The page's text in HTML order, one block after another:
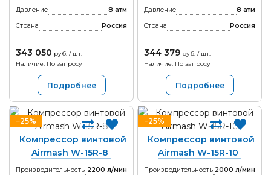
Давление
8 атм
Страна
Россия
343 050 руб. / шт.
Наличие: По запросу
Подробнее
Давление
8 атм
Страна
Россия
344 379 руб. / шт.
Наличие: По запросу
Подробнее
−25%
Компрессор винтовой
Airmash W-15R-8
Производительность 2200 л/мин
−25%
Компрессор винтовой
Airmash W-15R-10
Производительность 2000 л/мин